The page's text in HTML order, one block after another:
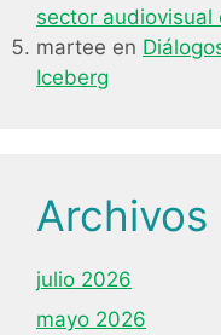
sector audiovisual
martee en
Iceberg
Archivos
julio 2026
mayo 2026